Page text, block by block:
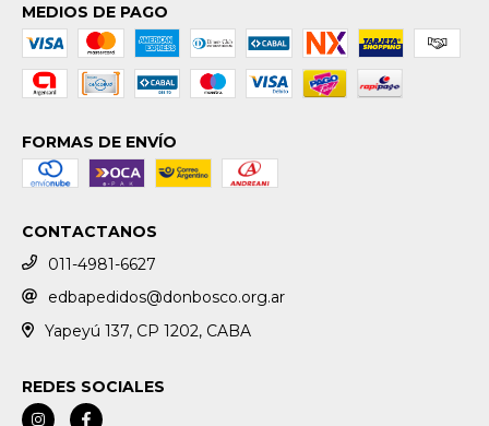
MEDIOS DE PAGO
FORMAS DE ENVÍO
CONTACTANOS
011-4981-6627
edbapedidos@donbosco.org.ar
Yapeyú 137, CP 1202, CABA
REDES SOCIALES